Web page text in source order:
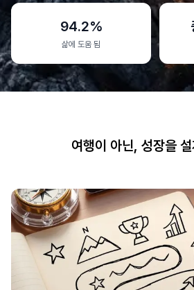
94.2%
삶에 도움 됨
여행이 아닌, 성장을